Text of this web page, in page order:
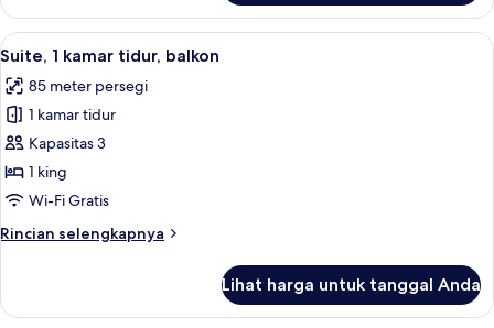
Kamar
Keluarga
Lihat
semua
foto
untuk
Suite,
1
kamar
balkon
Suite, 1 kamar tidur, balkon | Seprai
9
Suite, 1 kamar tidur, balkon
85 meter persegi
1 kamar tidur
Kapasitas 3
1 king
Wi-Fi Gratis
Rincian selengkapnya
Rincian
Suite,
Lihat harga untuk tanggal Anda